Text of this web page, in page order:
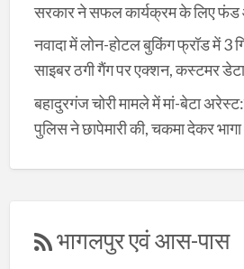
सरकार ने सफल कार्यक्रम के लिए फंड
नवादा में लोन-होटल बुकिंग फ्रॉड में 3
साइबर ठगी गैंग पर एक्शन, कस्टमर
बहादुरगंज चोरी मामले में मां-बेटा
पुलिस ने छापेमारी की, चकमा देकर
भागलपुर एवं आस-पास